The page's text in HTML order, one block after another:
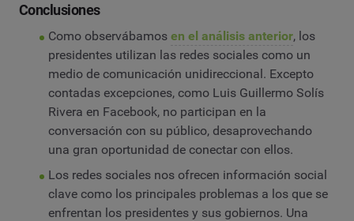
Conclusiones
Como observábamos en el análisis anterior, los
presidentes utilizan las redes sociales como un
medio de comunicación unidireccional. Excepto
contadas excepciones, como Luis Guillermo Solís
Rivera en Facebook, no participan en la
conversación con su público, desaprovechando
una gran oportunidad de conectar con ellos.
Los redes sociales nos ofrecen información social
clave como los principales problemas a los que se
enfrentan los presidentes y sus gobiernos. Una